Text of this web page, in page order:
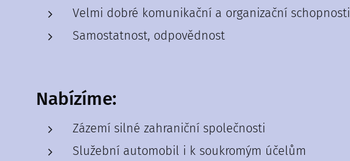
Velmi dobré komunikační a organizační schopnosti
Samostatnost, odpovědnost
Nabízíme:
Zázemí silné zahraniční společnosti
Služební automobil i k soukromým účelům